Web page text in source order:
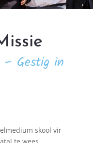
– Gestig in
skool vir